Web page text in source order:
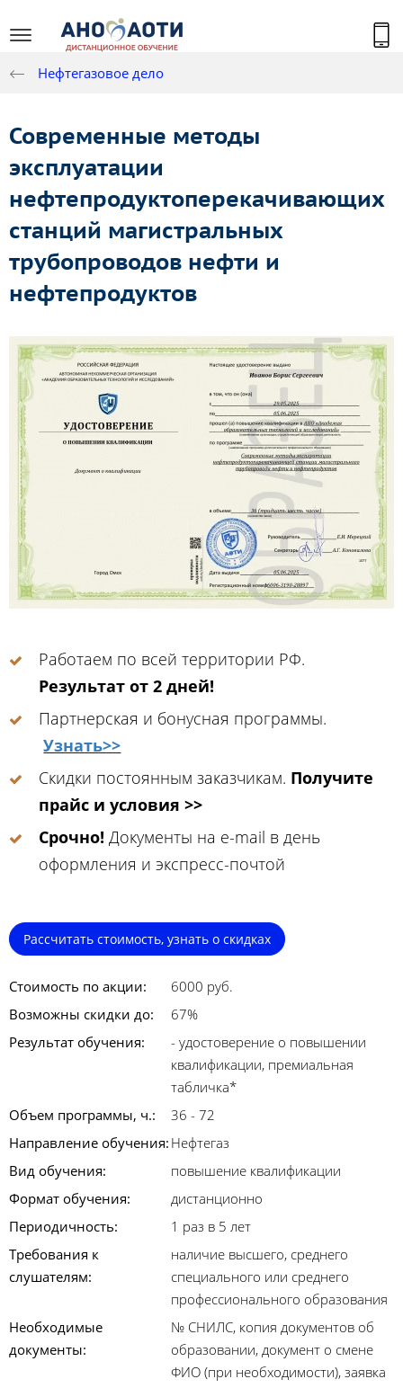
Нефтегазовое дело
Современные методы
эксплуатации
нефтепродуктоперекачивающих
станций магистральных
трубопроводов нефти и
нефтепродуктов
Работаем по всей территории РФ.
Результат от 2 дней!
Партнерская и бонусная программы.
Узнать>>
Скидки постоянным заказчикам. Получите
прайс и условия >>
Срочно! Документы на e-mail в день
оформления и экспресс-почтой
Рассчитать стоимость, узнать о скидках
Стоимость по акции:
6000 руб.
Возможны скидки до:
67%
Результат обучения:
- удостоверение о повышении
квалификации, премиальная
табличка*
Объем программы, ч.:
36 - 72
Направление обучения: Нефтегаз
Вид обучения:
повышение квалификации
Формат обучения:
дистанционно
Периодичность:
1 раз в 5 лет
Требования к
слушателям:
наличие высшего, среднего
специального или среднего
профессионального образования
Необходимые
документы:
№ СНИЛС, копия документов об
образовании, документ о смене
ФИО (при необходимости), заявка